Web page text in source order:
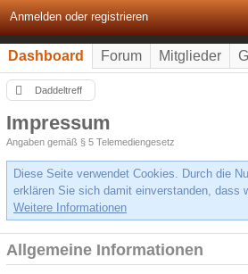
Anmelden oder registrieren
Dashboard Forum Mitglieder
Daddeltreff
Impressum
Angaben gemäß § 5 Telemediengesetz
Diese Seite verwendet Cookies. Durch die
erklären Sie sich damit einverstanden, dass
Weitere Informationen
Allgemeine Informationen